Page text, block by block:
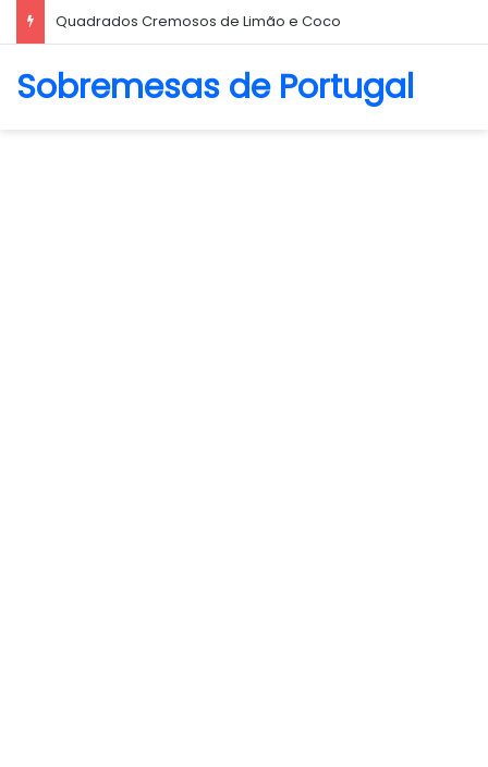
Quadrados Cremosos de Limão e Coco
Sobremesas de Portugal